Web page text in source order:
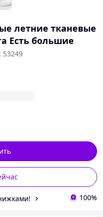
летние тканевые
Есть большие
S3249
100%